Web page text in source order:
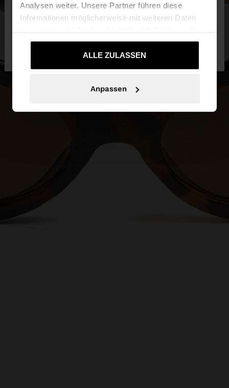
Analysen weiter. Unsere Partner führen diese
Informationen möglicherweise mit weiteren Daten
die sie im Rahmen Ihrer Nutzung der Dienste
gesammelt haben.ALLE ZULASSEN
Anpassen
Luxembourg
Ja, bringen Sie mich
zu United States